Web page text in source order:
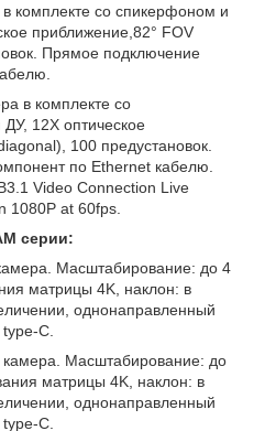
комплекте со спикерфоном и
приближение,82° FOV
Прямое подключение
в комплекте со
12X оптическое
100 предустановок.
по Ethernet кабелю.
Video Connection Live
1080P at 60fps.
серии:
Масштабирование: до 4
матрицы 4K, наклон: в
однонаправленный
C.
камера. Масштабирование: до
матрицы 4K, наклон: в
однонаправленный
C.